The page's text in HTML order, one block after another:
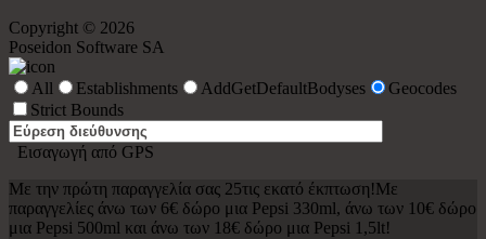
Copyright © 2026
Poseidon Software SA
All Establishments AddGetDefaultBodyses
Geocodes
Strict Bounds
Εισαγωγή από GPS
Με την πρώτη παραγγελία σας 25τις εκατό έκπτωση!Με
παραγγελίες άνω των 6€ δώρο μια Pepsi 330ml, άνω των 10€ δώρο
μια Pepsi 500ml και άνω των 18€ δώρο μια Pepsi 1,5lt!